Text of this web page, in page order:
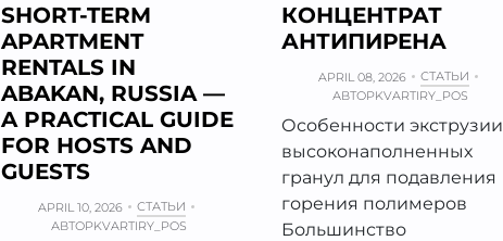
SHORT-TERM
APARTMENT
RENTALS IN
ABAKAN, RUSSIA —
A PRACTICAL GUIDE
FOR HOSTS AND
GUESTS
APRIL 10, 2026
СТАТЬИ
АВТОРKVARTIRY_POS
КОНЦЕНТРАТ
АНТИПИРЕНА
APRIL 08, 2026
СТАТЬИ
АВТОРKVARTIRY_POS
Особенности экструзии
высоконаполненных
гранул для подавления
горения полимеров
Большинство